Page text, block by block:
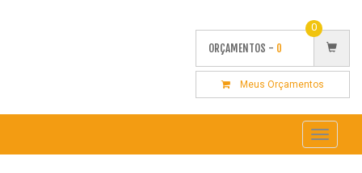
ORÇAMENTOS - 0
0
Meus Orçamentos
Toggle